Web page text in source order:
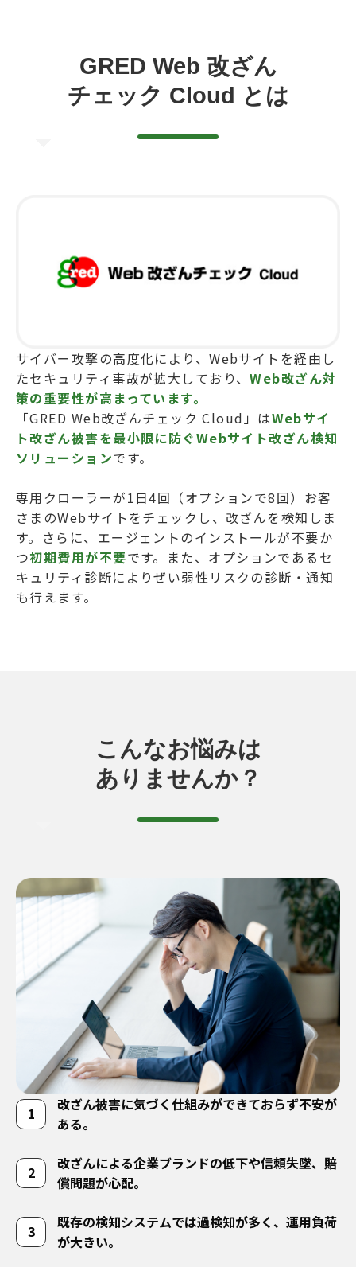
GRED Web 改ざん
チェック Cloud とは
サイバー攻撃の高度化により、Webサイトを経由し
たセキュリティ事故が拡大しており、Web改ざん対
策の重要性が高まっています。
「GRED Web改ざんチェック Cloud」はWebサイ
ト改ざん被害を最小限に防ぐWebサイト改ざん検知
ソリューションです。
専用クローラーが1日4回（オプションで8回）お客
さまのWebサイトをチェックし、改ざんを検知しま
す。さらに、エージェントのインストールが不要か
つ初期費用が不要です。また、オプションであるセ
キュリティ診断によりぜい弱性リスクの診断・通知
も行えます。
こんなお悩みは
ありませんか？
改ざん被害に気づく仕組みができておらず不安が
ある。
改ざんによる企業ブランドの低下や信頼失墜、賠
償問題が心配。
既存の検知システムでは過検知が多く、運用負荷
が大きい。